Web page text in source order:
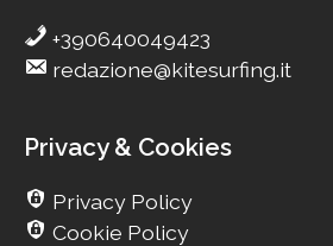
+390640049423
redazione@kitesurfing.it
Privacy & Cookies
Privacy Policy
Cookie Policy